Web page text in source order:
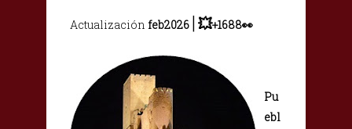
Actualización feb2026 |💥+1688👀
Pu
ebl